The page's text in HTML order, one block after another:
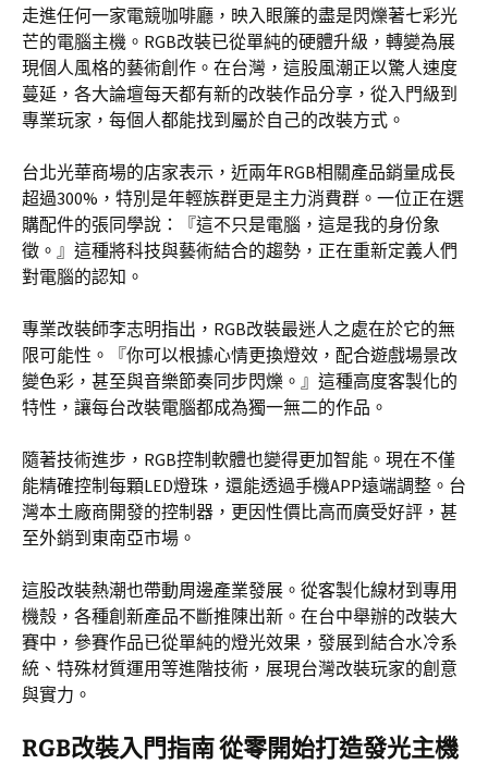
走進任何一家電競咖啡廳，映入眼簾的盡是閃爍著七彩光
芒的電腦主機。RGB改裝已從單純的硬體升級，轉變為展
現個人風格的藝術創作。在台灣，這股風潮正以驚人速度
蔓延，各大論壇每天都有新的改裝作品分享，從入門級到
專業玩家，每個人都能找到屬於自己的改裝方式。
台北光華商場的店家表示，近兩年RGB相關產品銷量成長
超過300%，特別是年輕族群更是主力消費群。一位正在選
購配件的張同學說：『這不只是電腦，這是我的身份象
徵。』這種將科技與藝術結合的趨勢，正在重新定義人們
對電腦的認知。
專業改裝師李志明指出，RGB改裝最迷人之處在於它的無
限可能性。『你可以根據心情更換燈效，配合遊戲場景改
變色彩，甚至與音樂節奏同步閃爍。』這種高度客製化的
特性，讓每台改裝電腦都成為獨一無二的作品。
隨著技術進步，RGB控制軟體也變得更加智能。現在不僅
能精確控制每顆LED燈珠，還能透過手機APP遠端調整。台
灣本土廠商開發的控制器，更因性價比高而廣受好評，甚
至外銷到東南亞市場。
這股改裝熱潮也帶動周邊產業發展。從客製化線材到專用
機殼，各種創新產品不斷推陳出新。在台中舉辦的改裝大
賽中，參賽作品已從單純的燈光效果，發展到結合水冷系
統、特殊材質運用等進階技術，展現台灣改裝玩家的創意
與實力。
RGB改裝入門指南 從零開始打造發光主機